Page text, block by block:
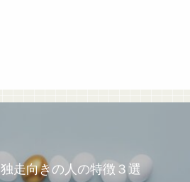
独走向きの人の特徴３選